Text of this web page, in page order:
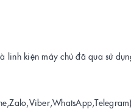
linh kiện máy chủ đã qua sử